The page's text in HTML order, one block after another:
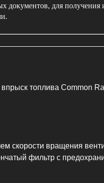
документов, для
топлива Common
вращения
фильтр с